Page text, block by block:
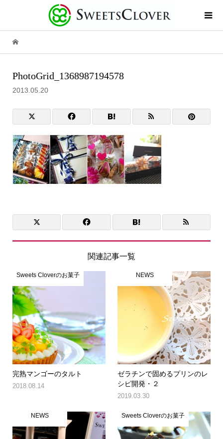
PhotoGrid_1368987194578
2013.05.20
関連記事一覧
Sweets Cloverのお菓子
完熟マンゴーのタルト
2018.08.14
NEWS
ゼラチンで固めるプリンのレ
シピ開発・２
2019.03.30
NEWS Sweets Cloverのお菓子